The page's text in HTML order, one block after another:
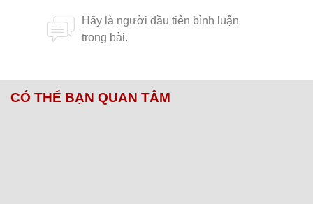
CÓ THỂ BẠN QUAN TÂM